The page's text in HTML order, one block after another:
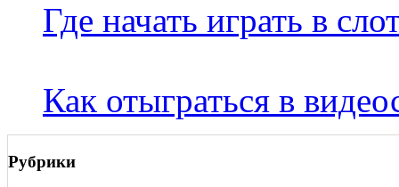
Где начать играть в
Как отыграться в
Рубрики